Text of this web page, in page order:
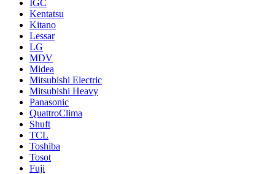
IGC
Kentatsu
Kitano
Lessar
LG
MDV
Midea
Mitsubishi Electric
Mitsubishi Heavy
Panasonic
QuattroClima
Shuft
TCL
Toshiba
Tosot
Fuji